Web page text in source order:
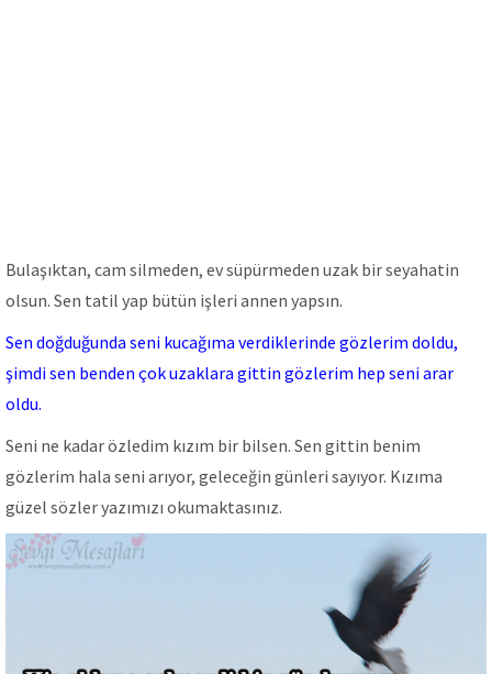
Bulaşıktan, cam silmeden, ev süpürmeden uzak bir seyahatin
olsun. Sen tatil yap bütün işleri annen yapsın.
Sen doğduğunda seni kucağıma verdiklerinde gözlerim doldu,
şimdi sen benden çok uzaklara gittin gözlerim hep seni arar
oldu.
Seni ne kadar özledim kızım bir bilsen. Sen gittin benim
gözlerim hala seni arıyor, geleceğin günleri sayıyor. Kızıma
güzel sözler yazımızı okumaktasınız.